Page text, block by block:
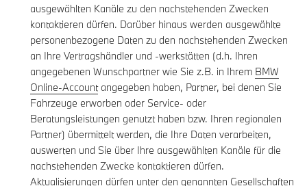
ausgewählten Kanäle zu den nachstehenden Zwecken
kontaktieren dürfen. Darüber hinaus werden ausgewählte
personenbezogene Daten zu den nachstehenden Zwecken
an Ihre Vertragshändler und -werkstätten (d.h. Ihren
angegebenen Wunschpartner wie Sie z.B. in Ihrem BMW
Online-Accountangegeben haben, Partner, bei denen Sie
Fahrzeuge erworben oder Service- oder
Beratungsleistungen genutzt haben bzw. Ihren regionalen
Partner) übermittelt werden, die Ihre Daten verarbeiten,
auswerten und Sie über Ihre ausgewählten Kanäle für die
nachstehenden Zwecke kontaktieren dürfen.
Aktualisierungen dürfen unter den genannten Gesellschaften